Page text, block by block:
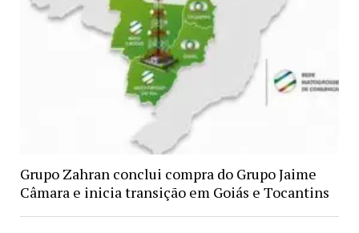
Grupo Zahran conclui compra do Grupo Jaime
Câmara e inicia transição em Goiás e Tocantins